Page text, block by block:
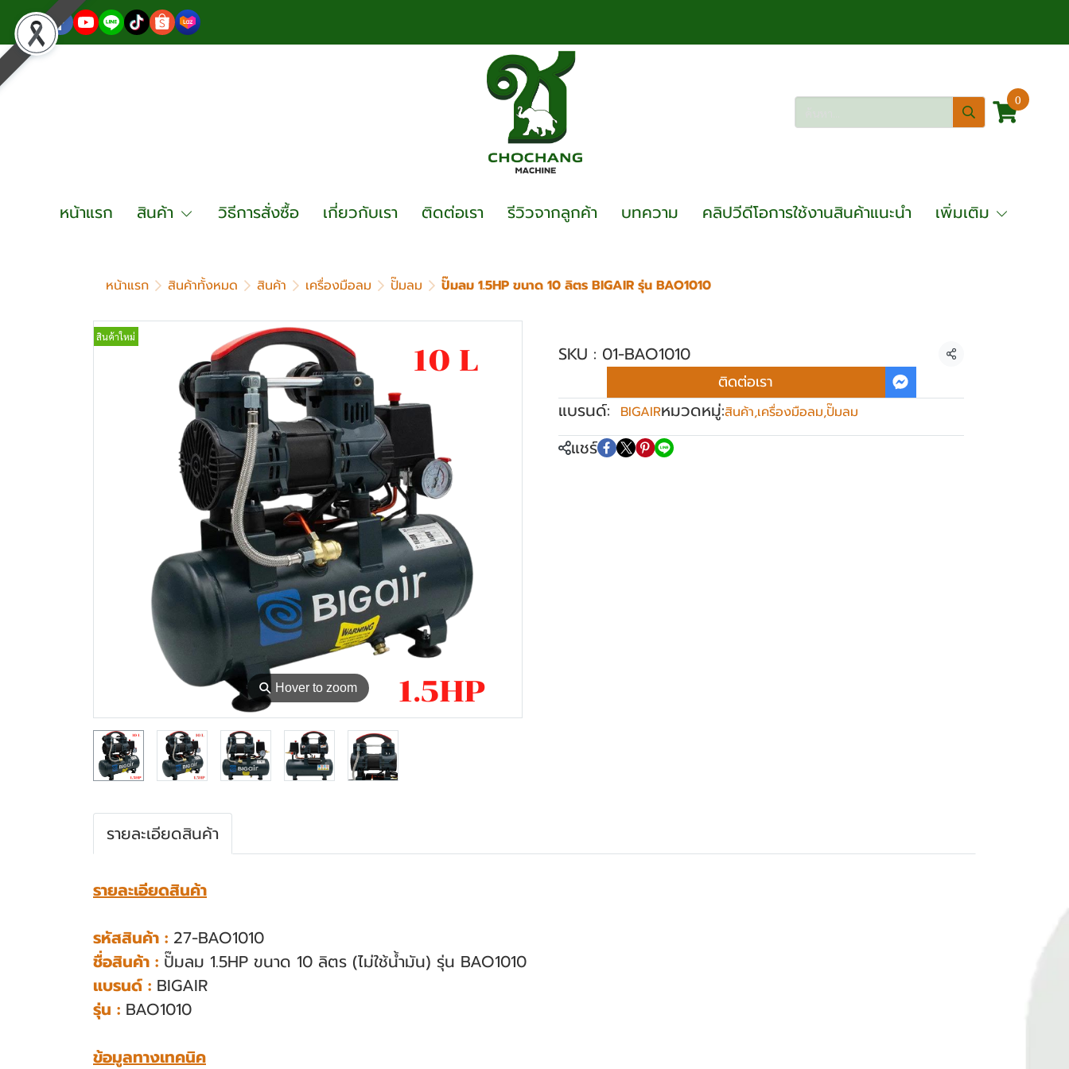
0
หน้าแรก สินค้า วิธีการสั่งซื้อ เกี่ยวกับเรา ติดต่อเรา รีวิวจากลูกค้า บทความ คลิปวีดีโอการใช้งานสินค้าแนะนำ เพิ่มเติม
หน้าแรก สินค้าทั้งหมด สินค้า เครื่องมือลม ปั๊มลม ปั๊มลม 1.5HP ขนาด 10 ลิตร BIGAIR รุ่น BAO1010
⚲ Hover to zoom
สินค้าใหม่
SKU : 01-BAO1010
แชร์
ติดต่อเรา
แบรนด์: BIGAIRหมวดหมู่:สินค้า,เครื่องมือลม,ปั๊มลม
แชร์
รายละเอียดสินค้า
รายละเอียดสินค้า
รหัสสินค้า : 27-BAO1010
ชื่อสินค้า : ปั๊มลม 1.5HP ขนาด 10 ลิตร (ไม่ใช้น้ำมัน) รุ่น BAO1010
แบรนด์ : BIGAIR
รุ่น : BAO1010
ข้อมูลทางเทคนิค